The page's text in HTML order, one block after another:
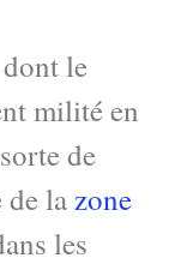
le
milité en
de
de lazone
les